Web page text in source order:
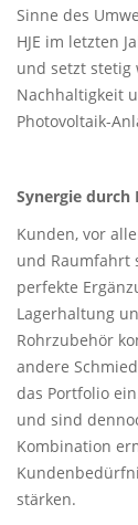
Sinne des
HJE im letzten
und setzt stetig
Nachhaltigkeit
Photovoltaik-
Synergie durch
Kunden, vor
und Raumfahrt
perfekte
Lagerhaltung
Rohrzubehör
andere
das Portfolio
und sind
Kombination
stärken.